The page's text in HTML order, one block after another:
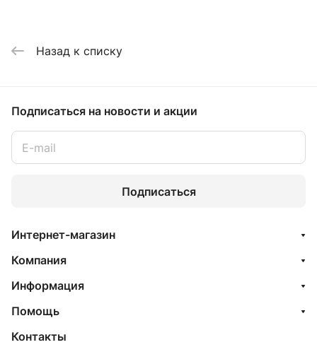
Назад к списку
Подписаться на новости и акции
Подписаться
Интернет-магазин
Компания
Информация
Помощь
Контакты